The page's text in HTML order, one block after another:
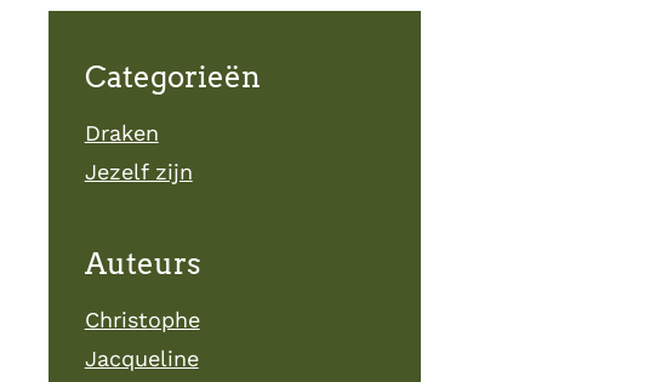
Categorieën
Draken
Jezelf zijn
Auteurs
Christophe
Jacqueline